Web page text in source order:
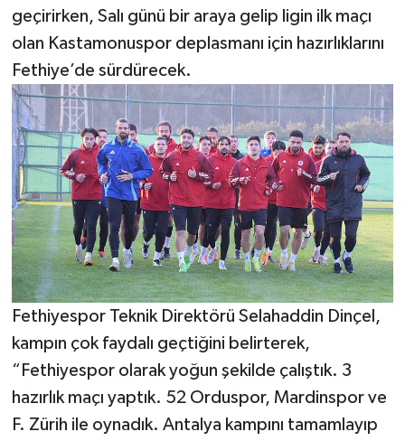
geçirirken, Salı günü bir araya gelip ligin ilk maçı
olan Kastamonuspor deplasmanı için hazırlıklarını
Fethiye’de sürdürecek.
Fethiyespor Teknik Direktörü Selahaddin Dinçel,
kampın çok faydalı geçtiğini belirterek,
“Fethiyespor olarak yoğun şekilde çalıştık. 3
hazırlık maçı yaptık. 52 Orduspor, Mardinspor ve
F. Zürih ile oynadık. Antalya kampını tamamlayıp